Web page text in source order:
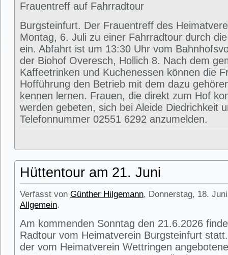
Frauentreff auf Fahrradtour
Burgsteinfurt. Der Frauentreff des
Montag, 6. Juli zu einer Fahrradtour durch
ein. Abfahrt ist um 13:30 Uhr vom
der Biohof Overesch, Hollich 8. Nach dem
Kaffeetrinken und Kuchenessen können die
Hofführung den Betrieb mit dem dazu
kennen lernen. Frauen, die direkt zum Hof
werden gebeten, sich bei Aleide Diedrichkeit
Telefonnummer 02551 6292 anzumelden.
Hüttentour am 21. Juni
Verfasst von Günther Hilgemann, Donnerstag, 18.
Allgemein.
Am kommenden Sonntag den 21.6.2026
Radtour vom Heimatverein Burgsteinfurt
der vom Heimatverein Wettringen